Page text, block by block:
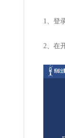
1、登
2、在